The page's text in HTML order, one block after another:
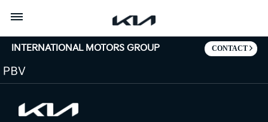
INTERNATIONAL MOTORS GROUP CONTACT